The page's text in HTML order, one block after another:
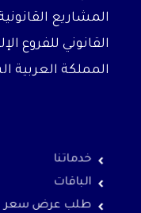
المشاريع
القانوني للفروع
المملكة العربية
خدماتنا
الباقات
طلب عرض سعر